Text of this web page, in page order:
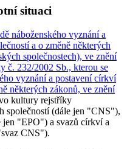
situaci
náboženského vyznání a
a o změně některých
společnostech), ve znění
č. 232/2002 Sb., kterou se
vyznání a postavení církví
některých zákonů, ve znění
kultury rejstříky
společností (dále jen "CNS"),
"EPO") a svazů církví a
CNS").